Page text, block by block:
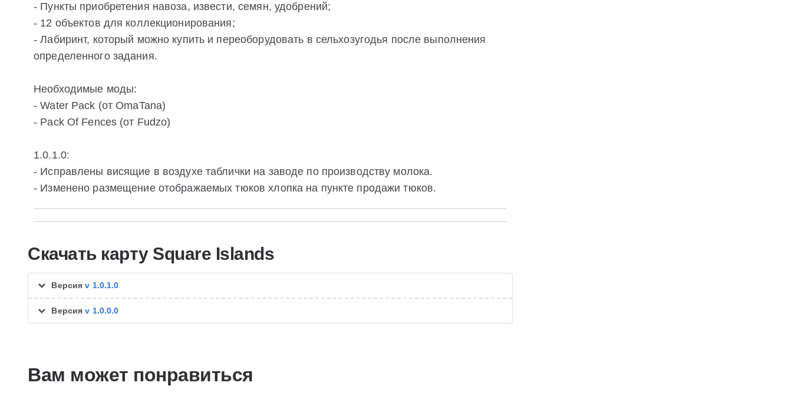
- Пункты приобретения навоза, извести, семян, удобрений;
- 12 объектов для коллекционирования;
- Лабиринт, который можно купить и переоборудовать в сельхозугодья после выполнения
определенного задания.
Необходимые моды:
- Water Pack (от OmaTana)
- Pack Of Fences (от Fudzo)
1.0.1.0:
- Исправлены висящие в воздухе таблички на заводе по производству молока.
- Изменено размещение отображаемых тюков хлопка на пункте продажи тюков.
Скачать карту Square Islands
Версияv 1.0.1.0
Версияv 1.0.0.0
Вам может понравиться